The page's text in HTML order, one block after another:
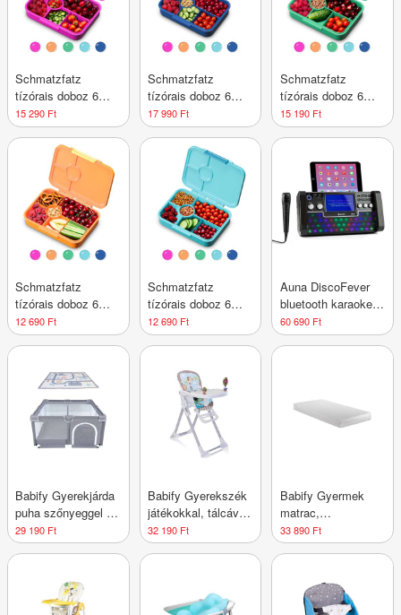
Schmatzfatz
tízórais doboz 6
rekesszel
15 290 Ft
Schmatzfatz
tízórais doboz 6
rekesszel
17 990 Ft
Schmatzfatz
tízórais doboz 6
rekesszel
15 190 Ft
Schmatzfatz
tízórais doboz 6
rekesszel
12 690 Ft
Schmatzfatz
tízórais doboz 6
rekesszel
12 690 Ft
Auna DiscoFever
bluetooth karaoke
rendszer, LED 7''
TFT kijelző, CD,
60 690 Ft
Babify Gyerekjárda
puha szőnyeggel és
csúszásgátló
járókával, beltéri és
is alkalmas,
dőlésálló és
29 190 Ft
Babify Gyerekszék
játékokkal, tálcával
és állítható
lábtartóval (max.
32 190 Ft
Babify Gyermek
matrac,
viszkoelasztikus,
huzattal, 120 x 60
33 890 Ft